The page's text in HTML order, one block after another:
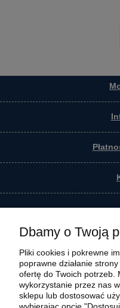
Dbamy o Twoją
Pliki cookies i pokrewne
poprawne działanie
ofertę do Twoich potrzeb.
wykorzystanie przez nas
sklepu lub dostosować